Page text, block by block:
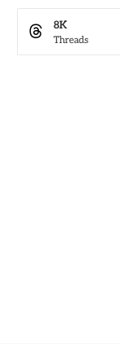
Threads
8K